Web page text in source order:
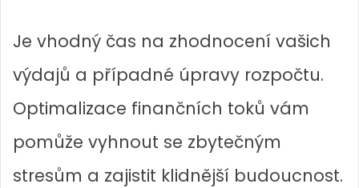
Je vhodný čas na zhodnocení vašich
výdajů a případné úpravy rozpočtu.
Optimalizace finančních toků vám
pomůže vyhnout se zbytečným
stresům a zajistit klidnější budoucnost.